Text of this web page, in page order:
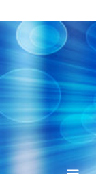
to
content